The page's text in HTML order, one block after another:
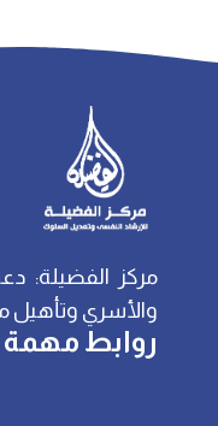
مركز الفضيلة:
والأسري وتأهيل
روابط مهمة